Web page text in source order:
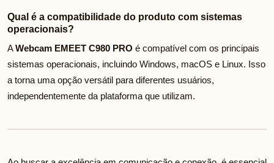
Qual é a compatibilidade do produto com sistemas
operacionais?
AWebcam EMEET C980 PRO é compatível com os principais
sistemas operacionais, incluindo Windows, macOS e Linux. Isso
a torna uma opção versátil para diferentes usuários,
independentemente da plataforma que utilizam.